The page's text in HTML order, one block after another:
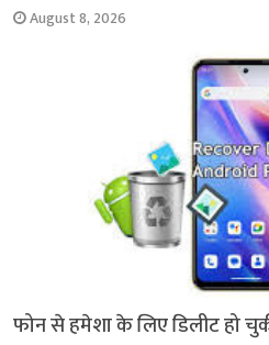
August 8, 2026
फोन से हमेशा के लिए डिलीट हो